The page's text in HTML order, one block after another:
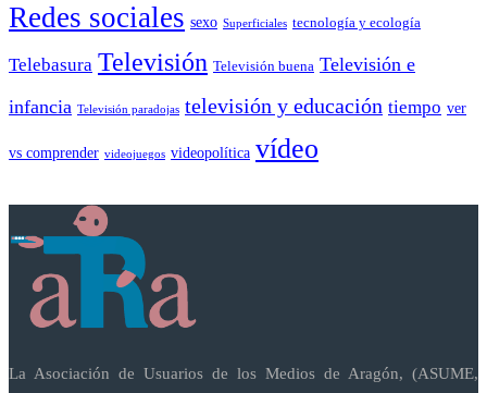
Redes sociales sexo Superficiales tecnología y ecología
Telebasura Televisión Televisión buena Televisión e
infancia Televisión paradojas televisión y educación tiempo ver
vs comprender videojuegos videopolítica vídeo
La Asociación de Usuarios de los Medios de Aragón, (ASUME,